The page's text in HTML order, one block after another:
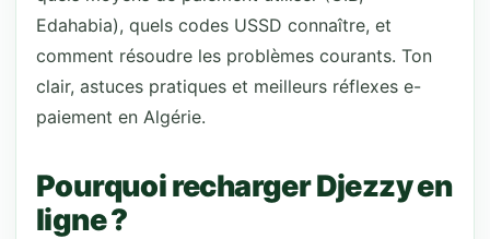
Edahabia), quels codes USSD connaître, et
comment résoudre les problèmes courants. Ton
clair, astuces pratiques et meilleurs réflexes e-
paiement en Algérie.
Pourquoi recharger Djezzy en
ligne ?